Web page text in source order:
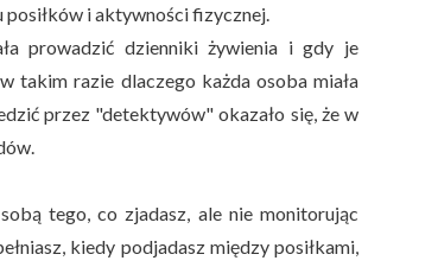
posiłków i aktywności fizycznej.
prowadzić dzienniki żywienia i gdy je
takim razie dlaczego każda osoba miała
przez "detektywów" okazało się, że w
tego, co zjadasz, ale nie monitorując
kiedy podjadasz między posiłkami,